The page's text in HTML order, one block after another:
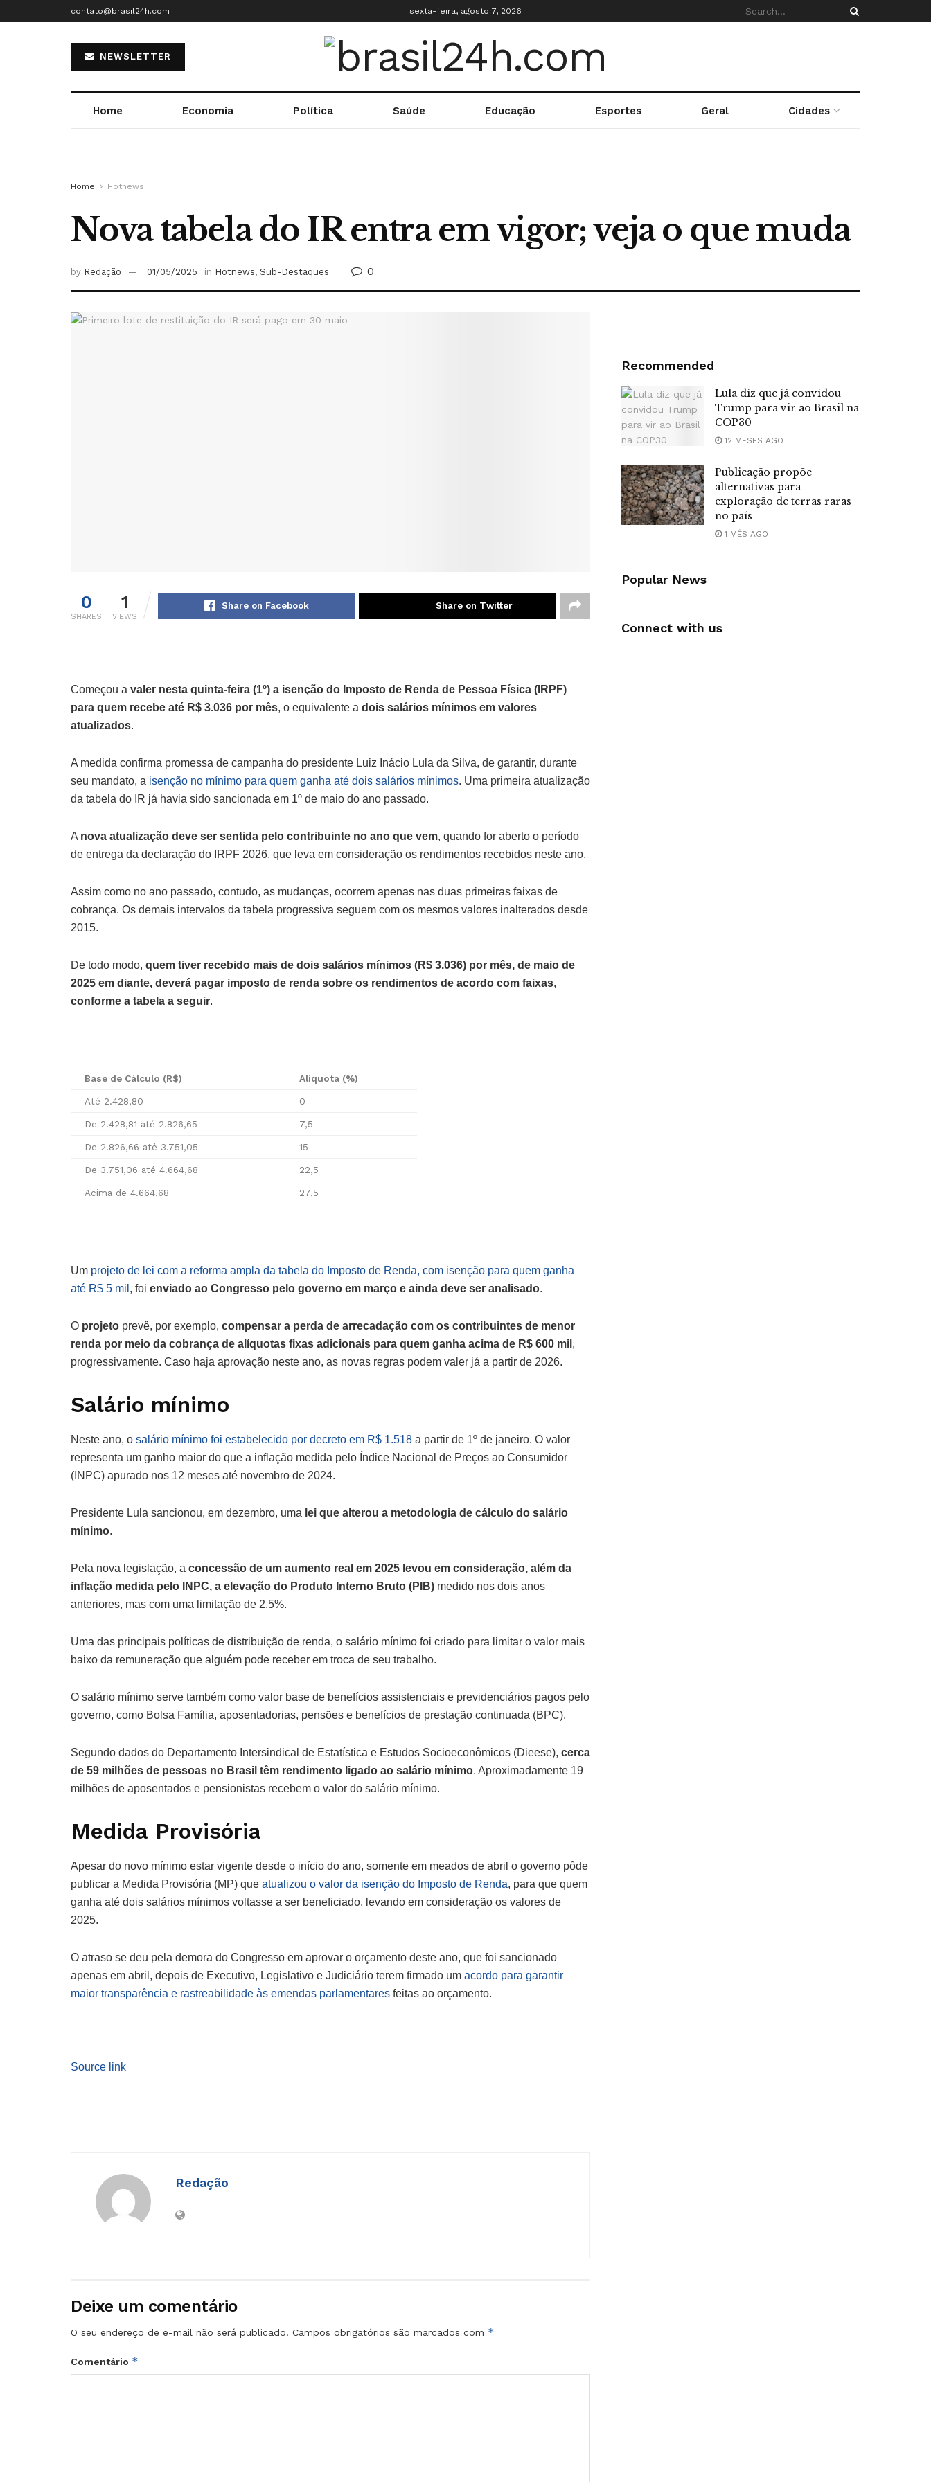
contato@brasil24h.com sexta-feira, agosto 7, 2026
NEWSLETTER
Home Economia Política Saúde Educação Esportes Geral Cidades
Home Hotnews
Nova tabela do IR entra em vigor; veja o que muda
by Redação 01/05/2025 in Hotnews, Sub-Destaques 0
0
SHARES
1
VIEWS
Share on Facebook Share on Twitter
Começou a valer nesta quinta-feira (1º) a isenção do Imposto de Renda de Pessoa Física (IRPF)
para quem recebe até R$ 3.036 por mês, o equivalente a dois salários mínimos em valores
atualizados.
A medida confirma promessa de campanha do presidente Luiz Inácio Lula da Silva, de garantir, durante
seu mandato, a isenção no mínimo para quem ganha até dois salários mínimos. Uma primeira atualização
da tabela do IR já havia sido sancionada em 1º de maio do ano passado.
A nova atualização deve ser sentida pelo contribuinte no ano que vem, quando for aberto o período
de entrega da declaração do IRPF 2026, que leva em consideração os rendimentos recebidos neste ano.
Assim como no ano passado, contudo, as mudanças, ocorrem apenas nas duas primeiras faixas de
cobrança. Os demais intervalos da tabela progressiva seguem com os mesmos valores inalterados desde
2015.
De todo modo, quem tiver recebido mais de dois salários mínimos (R$ 3.036) por mês, de maio de
2025 em diante, deverá pagar imposto de renda sobre os rendimentos de acordo com faixas,
conforme a tabela a seguir.
Base de Cálculo (R$) Alíquota (%)
Até 2.428,80 0
De 2.428,81 até 2.826,65 7,5
De 2.826,66 até 3.751,05 15
De 3.751,06 até 4.664,68 22,5
Acima de 4.664,68 27,5
Um projeto de lei com a reforma ampla da tabela do Imposto de Renda, com isenção para quem ganha
até R$ 5 mil , foi enviado ao Congresso pelo governo em março e ainda deve ser analisado.
O projeto prevê, por exemplo, compensar a perda de arrecadação com os contribuintes de menor
renda por meio da cobrança de alíquotas fixas adicionais para quem ganha acima de R$ 600 mil ,
progressivamente. Caso haja aprovação neste ano, as novas regras podem valer já a partir de 2026.
Salário mínimo
Neste ano, o salário mínimo foi estabelecido por decreto em R$ 1.518 a partir de 1º de janeiro. O valor
representa um ganho maior do que a inflação medida pelo Índice Nacional de Preços ao Consumidor
(INPC) apurado nos 12 meses até novembro de 2024.
Presidente Lula sancionou, em dezembro, uma lei que alterou a metodologia de cálculo do salário
mínimo.
Pela nova legislação, a concessão de um aumento real em 2025 levou em consideração, além da
inflação medida pelo INPC, a elevação do Produto Interno Bruto (PIB) medido nos dois anos
anteriores, mas com uma limitação de 2,5%.
Uma das principais políticas de distribuição de renda, o salário mínimo foi criado para limitar o valor mais
baixo da remuneração que alguém pode receber em troca de seu trabalho.
O salário mínimo serve também como valor base de benefícios assistenciais e previdenciários pagos pelo
governo, como Bolsa Família, aposentadorias, pensões e benefícios de prestação continuada (BPC).
Segundo dados do Departamento Intersindical de Estatística e Estudos Socioeconômicos (Dieese), cerca
de 59 milhões de pessoas no Brasil têm rendimento ligado ao salário mínimo. Aproximadamente 19
milhões de aposentados e pensionistas recebem o valor do salário mínimo.
Medida Provisória
Apesar do novo mínimo estar vigente desde o início do ano, somente em meados de abril o governo pôde
publicar a Medida Provisória (MP) que atualizou o valor da isenção do Imposto de Renda, para que quem
ganha até dois salários mínimos voltasse a ser beneficiado, levando em consideração os valores de
2025.
O atraso se deu pela demora do Congresso em aprovar o orçamento deste ano, que foi sancionado
apenas em abril, depois de Executivo, Legislativo e Judiciário terem firmado um acordo para garantir
maior transparência e rastreabilidade às emendas parlamentares feitas ao orçamento.
Source link
Redação
Deixe um comentário
O seu endereço de e-mail não será publicado. Campos obrigatórios são marcados com *
Comentário *
Recommended
Lula diz que já convidou
Trump para vir ao Brasil na
COP30
12 MESES AGO
Publicação propõe
alternativas para
exploração de terras raras
no país
1 MÊS AGO
Popular News
Connect with us